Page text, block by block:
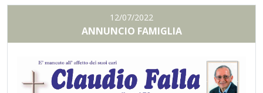
12/07/2022
ANNUNCIO FAMIGLIA